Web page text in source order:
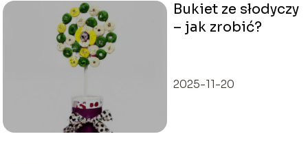
Bukiet ze słodyczy
– jak zrobić?
2025-11-20